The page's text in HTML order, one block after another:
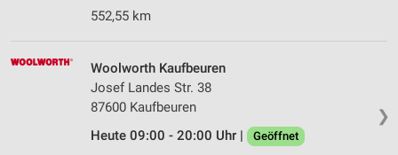
552,55 km
❯
Woolworth Kaufbeuren
Josef Landes Str. 38
87600 Kaufbeuren
Heute 09:00 - 20:00 Uhr |
Geöffnet